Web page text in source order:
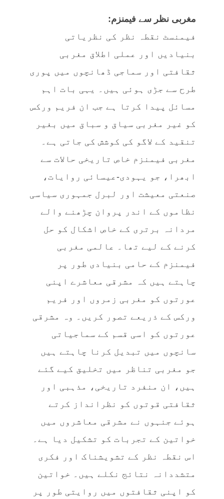
مغربی نظر سے فیمنزم:
فیمنسٹ نقطہ نظر کی نظریاتی
بنیادیں اور عملی اطلاق مغربی
ثقافتی اور سماجی ڈھانچوں میں پوری
طرح سے جڑی ہوئی ہیں۔ یہی بات اہم
مسائل پیدا کرتا ہے جب ان فریم ورکس
کو غیر مغربی سیاق و سباق میں بغیر
تنقید کے لاگو کی کوشش کی جاتی ہے۔
مغربی فیمنزم خاص تاریخی حالات سے
ابھرا، جو یہودی-عیسائی روایات،
صنعتی معیشت اور لبرل جمہوری سیاسی
نظاموں کے اندر پروان چڑھنے والے
مردانہ برتری کے خاص اشکال کو حل
کرنے کے لیے تھا۔ عالمی مغربی
فیمنزم کے حامی بنیادی طور پر
چاہتے ہیں کہ مشرقی معاشرے اپنی
عورتوں کو مغربی زمروں اور فریم
ورکس کے ذریعے تصور کریں۔ وہ مشرقی
عورتوں کو اسی قسم کے سماجیاتی
سانچوں میں تبدیل کرنا چاہتے ہیں
جو مغربی تناظر میں تخلیق کیے گئے
ہیں، ان منفرد تاریخی، مذہبی اور
ثقافتی قوتوں کو نظرانداز کرتے
ہوئے جنہوں نے مشرقی معاشروں میں
خواتین کے تجربات کو تشکیل دیا ہے۔
اس نقطہ نظر کے تشویشناک اور فکری
متشددانہ نتائج نکلے ہیں۔ خواتین
کو اپنی ثقافتوں میں روایتی طور پر